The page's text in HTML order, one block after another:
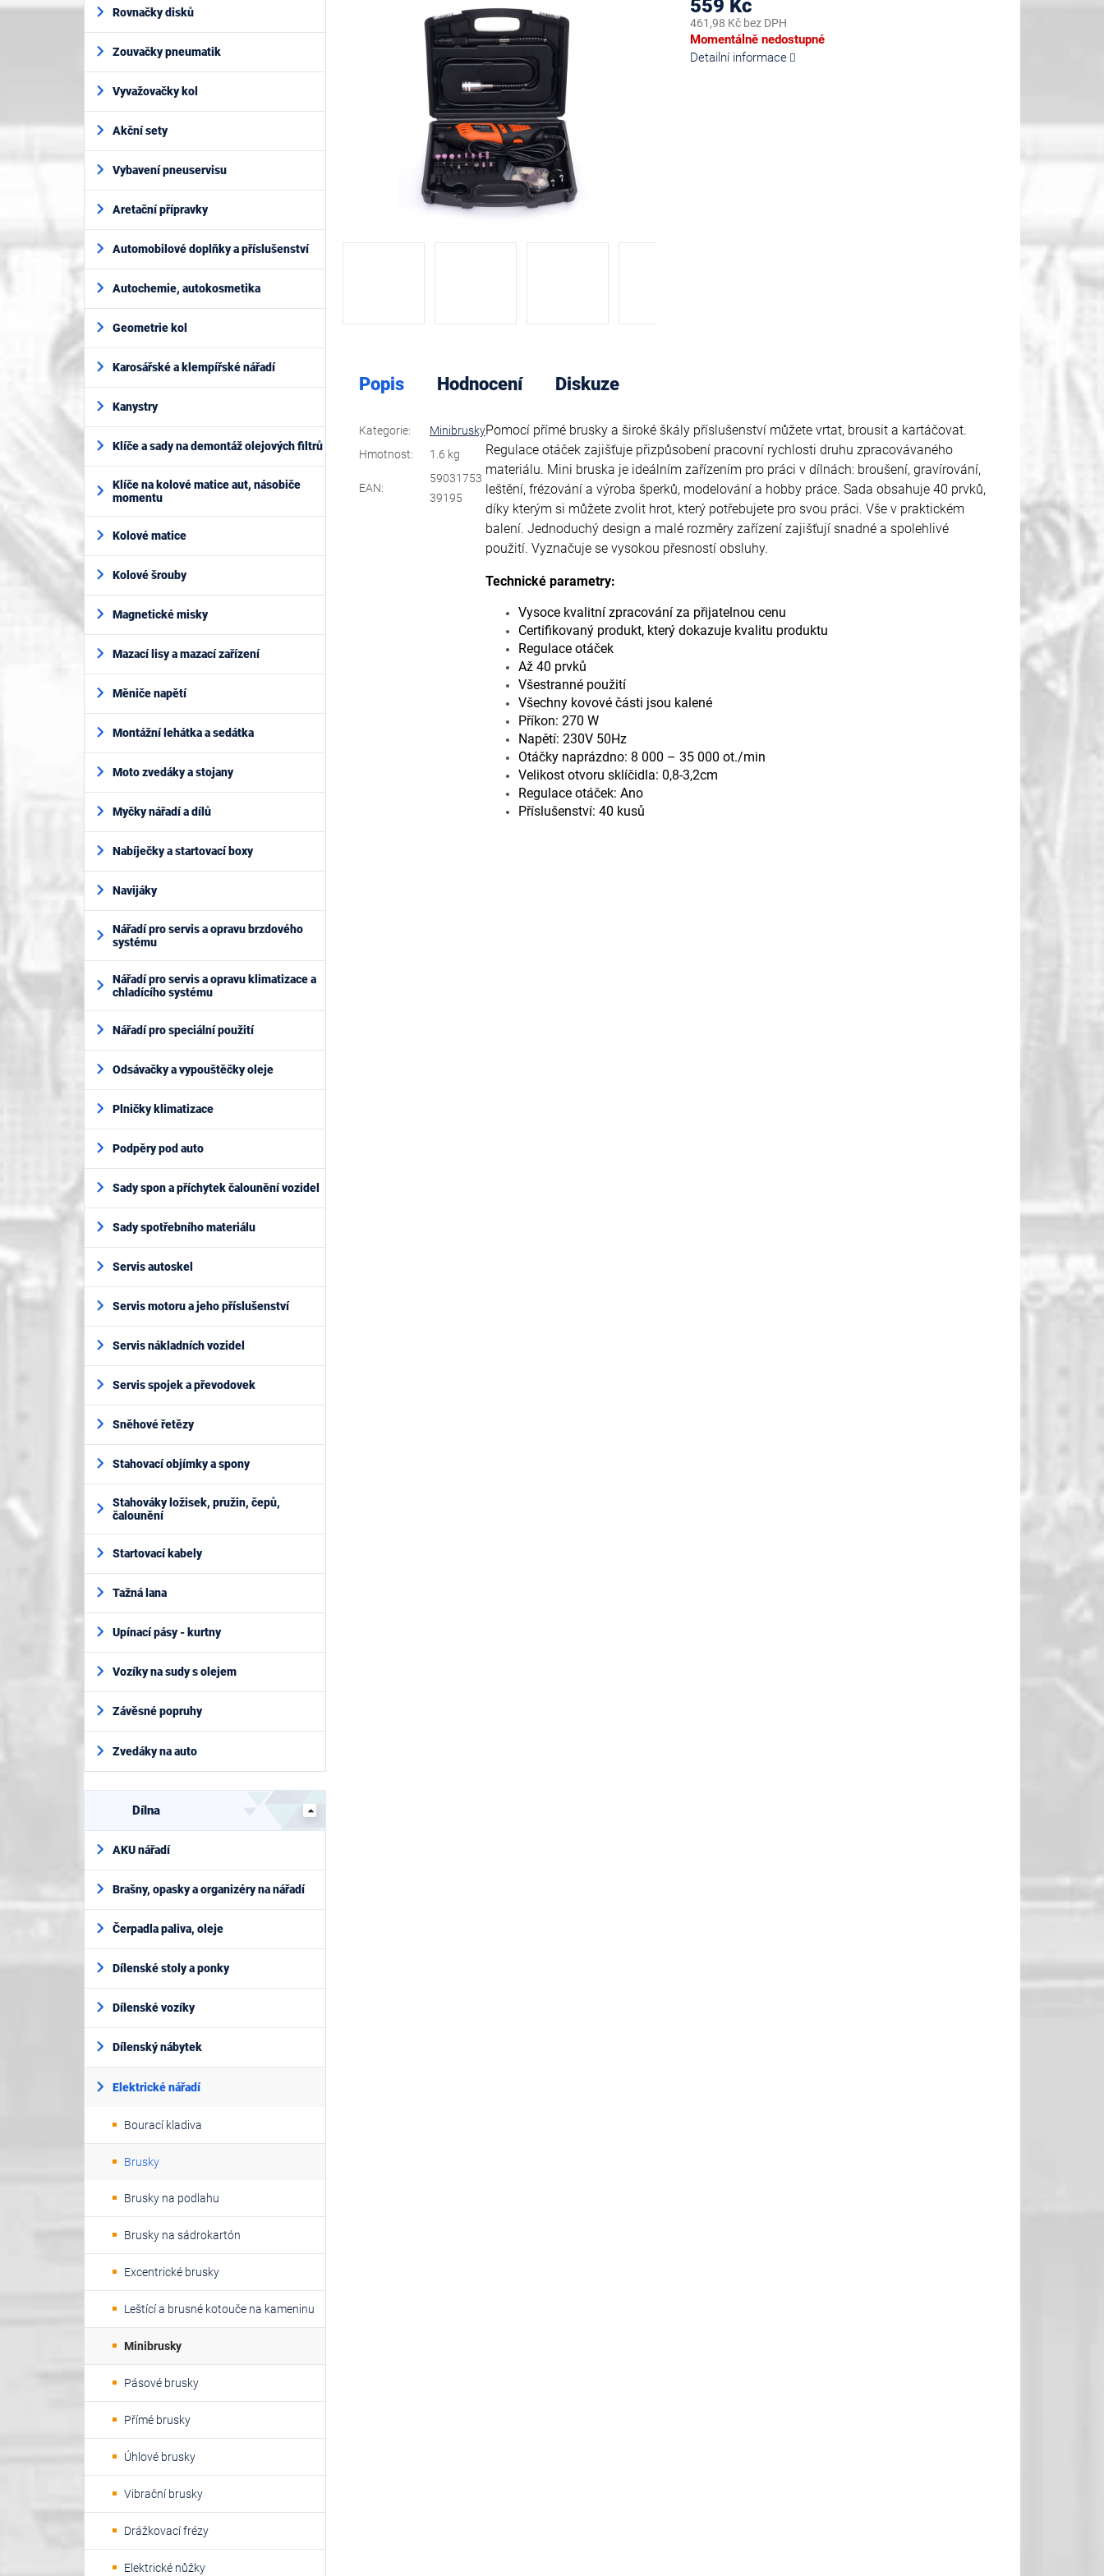
í
e
Rovnačky disků
Zouvačky pneumatik
Vyvažovačky kol
Akční sety
Vybavení pneuservisu
Aretační přípravky
Automobilové doplňky a příslušenství
Autochemie, autokosmetika
Geometrie kol
Karosářské a klempířské nářadí
Kanystry
Klíče a sady na demontáž olejových filtrů
Klíče na kolové matice aut, násobiče
momentu
Kolové matice
Kolové šrouby
Magnetické misky
Mazací lisy a mazací zařízení
Měniče napětí
Montážní lehátka a sedátka
Moto zvedáky a stojany
Myčky nářadí a dílů
Nabíječky a startovací boxy
Navijáky
Nářadí pro servis a opravu brzdového
systému
Nářadí pro servis a opravu klimatizace a
chladícího systému
Nářadí pro speciální použití
Odsávačky a vypouštěčky oleje
Plničky klimatizace
Podpěry pod auto
Sady spon a příchytek čalounění vozidel
Sady spotřebního materiálu
Servis autoskel
Servis motoru a jeho příslušenství
Servis nákladních vozidel
Servis spojek a převodovek
Sněhové řetězy
Stahovací objímky a spony
Stahováky ložisek, pružin, čepů,
čalounění
Startovací kabely
Tažná lana
Upínací pásy - kurtny
Vozíky na sudy s olejem
Závěsné popruhy
Zvedáky na auto
Dílna
AKU nářadí
Brašny, opasky a organizéry na nářadí
Čerpadla paliva, oleje
Dílenské stoly a ponky
Dílenské vozíky
Dílenský nábytek
Elektrické nářadí
Bourací kladiva
Brusky
Brusky na podlahu
Brusky na sádrokartón
Excentrické brusky
Leštící a brusné kotouče na kameninu
Minibrusky
Pásové brusky
Přímé brusky
Úhlové brusky
Vibrační brusky
Drážkovací frézy
Elektrické nůžky
559 Kč
461,98 Kč bez DPH
Měrná
cena:
Momentálně nedostupné
Detailní informace
Popis Hodnocení Diskuze
Pomocí přímé brusky a široké škály příslušenství můžete vrtat, brousit a kartáčovat.
Regulace otáček zajišťuje přizpůsobení pracovní rychlosti druhu zpracovávaného
materiálu. Mini bruska je ideálním zařízením pro práci v dílnách: broušení, gravírování,
leštění, frézování a výroba šperků, modelování a hobby práce. Sada obsahuje 40 prvků,
díky kterým si můžete zvolit hrot, který potřebujete pro svou práci. Vše v praktickém
balení. Jednoduchý design a malé rozměry zařízení zajišťují snadné a spolehlivé
použití. Vyznačuje se vysokou přesností obsluhy.
Technické parametry:
Vysoce kvalitní zpracování za přijatelnou cenu
Certifikovaný produkt, který dokazuje kvalitu produktu
Regulace otáček
Až 40 prvků
Všestranné použití
Všechny kovové části jsou kalené
Příkon: 270 W
Napětí: 230V 50Hz
Otáčky naprázdno: 8 000 – 35 000 ot./min
Velikost otvoru sklíčidla: 0,8-3,2cm
Regulace otáček: Ano
Příslušenství: 40 kusů
Kategorie:
Minibrusky
Hmotnost: 1.6 kg
EAN:
59031753
39195